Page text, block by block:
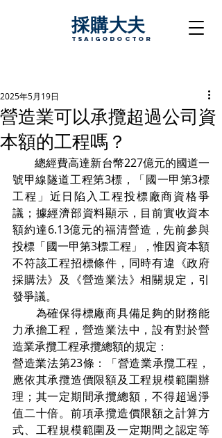
採購大夫
TsaigoDoctor
營造業可以承攬超過公司資
本額的工程嗎？
2025年5月19日
總經費高達新台幣227億元的國道一
號甲線隧道工程第3標，「國一甲第3標
工程」近日陷入工程投標廠商資格爭
議；據經濟部資料顯示，目前實收資本
額約達6.13億元的福清營造，先前參與
投標「國一甲第3標工程」，惟因資本額
不符該工程招標條件，同時有違《政府
採購法》及《營造業法》相關規定，引
發爭議。
為確保得標廠商具備足夠的財務能
力承擔工程，營造業法中，設有對於營
造業承攬工程承攬總額的規定：
營造業法第23條：「營造業承攬工程，
應依其承攬造價限額及工程規模範圍辦
理；其一定期間承攬總額，不得超過淨
值二十倍。前項承攬造價限額之計算方
式、工程規模範圍及一定期間之認定等